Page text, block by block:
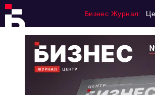
Бизнес Журнал: